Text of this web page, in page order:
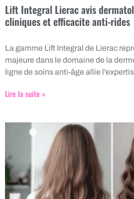
Lift Integral Lierac avis
cliniques et efficacite anti-rides
La gamme Lift Integral de Lierac
majeure dans le domaine de la
ligne de soins anti-âge allie
Lire la suite »